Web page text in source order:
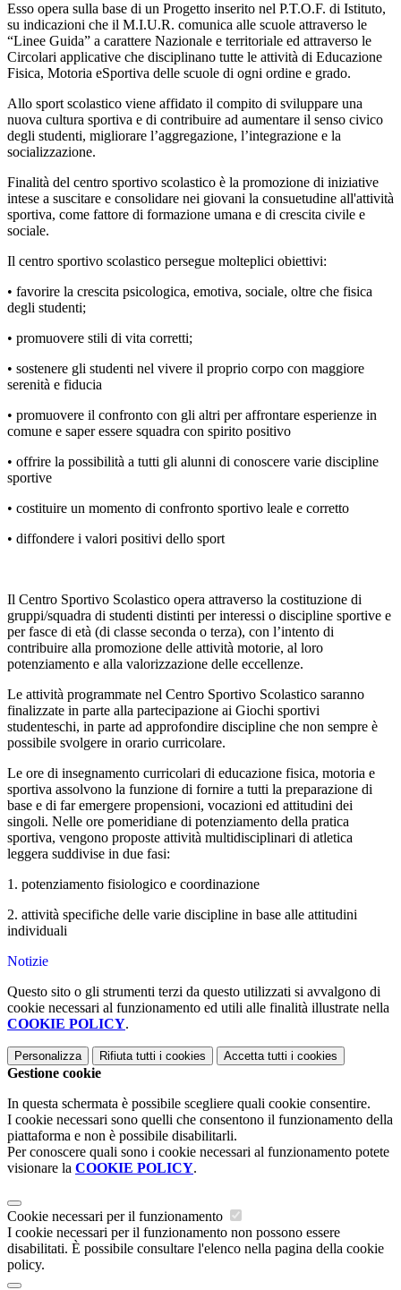
Esso opera sulla base di un Progetto inserito nel P.T.O.F. di Istituto,
su indicazioni che il M.I.U.R. comunica alle scuole attraverso le
“Linee Guida” a carattere Nazionale e territoriale ed attraverso le
Circolari applicative che disciplinano tutte le attività di Educazione
Fisica, Motoria eSportiva delle scuole di ogni ordine e grado.
Allo sport scolastico viene affidato il compito di sviluppare una
nuova cultura sportiva e di contribuire ad aumentare il senso civico
degli studenti, migliorare l’aggregazione, l’integrazione e la
socializzazione.
Finalità del centro sportivo scolastico è la promozione di iniziative
intese a suscitare e consolidare nei giovani la consuetudine all'attività
sportiva, come fattore di formazione umana e di crescita civile e
sociale.
Il centro sportivo scolastico persegue molteplici obiettivi:
• favorire la crescita psicologica, emotiva, sociale, oltre che fisica
degli studenti;
• promuovere stili di vita corretti;
• sostenere gli studenti nel vivere il proprio corpo con maggiore
serenità e fiducia
• promuovere il confronto con gli altri per affrontare esperienze in
comune e saper essere squadra con spirito positivo
• offrire la possibilità a tutti gli alunni di conoscere varie discipline
sportive
• costituire un momento di confronto sportivo leale e corretto
• diffondere i valori positivi dello sport
Il Centro Sportivo Scolastico opera attraverso la costituzione di
gruppi/squadra di studenti distinti per interessi o discipline sportive e
per fasce di età (di classe seconda o terza), con l’intento di
contribuire alla promozione delle attività motorie, al loro
potenziamento e alla valorizzazione delle eccellenze.
Le attività programmate nel Centro Sportivo Scolastico saranno
finalizzate in parte alla partecipazione ai Giochi sportivi
studenteschi, in parte ad approfondire discipline che non sempre è
possibile svolgere in orario curricolare.
Le ore di insegnamento curricolari di educazione fisica, motoria e
sportiva assolvono la funzione di fornire a tutti la preparazione di
base e di far emergere propensioni, vocazioni ed attitudini dei
singoli. Nelle ore pomeridiane di potenziamento della pratica
sportiva, vengono proposte attività multidisciplinari di atletica
leggera suddivise in due fasi:
1. potenziamento fisiologico e coordinazione
2. attività specifiche delle varie discipline in base alle attitudini
individuali
Notizie
Questo sito o gli strumenti terzi da questo utilizzati si avvalgono di
cookie necessari al funzionamento ed utili alle finalità illustrate nella
COOKIE POLICY.
Personalizza Rifiuta tutti i cookies Accetta tutti i cookies
Gestione cookie
In questa schermata è possibile scegliere quali cookie consentire.
I cookie necessari sono quelli che consentono il funzionamento della
piattaforma e non è possibile disabilitarli.
Per conoscere quali sono i cookie necessari al funzionamento potete
visionare la COOKIE POLICY.
Cookie necessari per il funzionamento
I cookie necessari per il funzionamento non possono essere
disabilitati. È possibile consultare l'elenco nella pagina della cookie
policy.